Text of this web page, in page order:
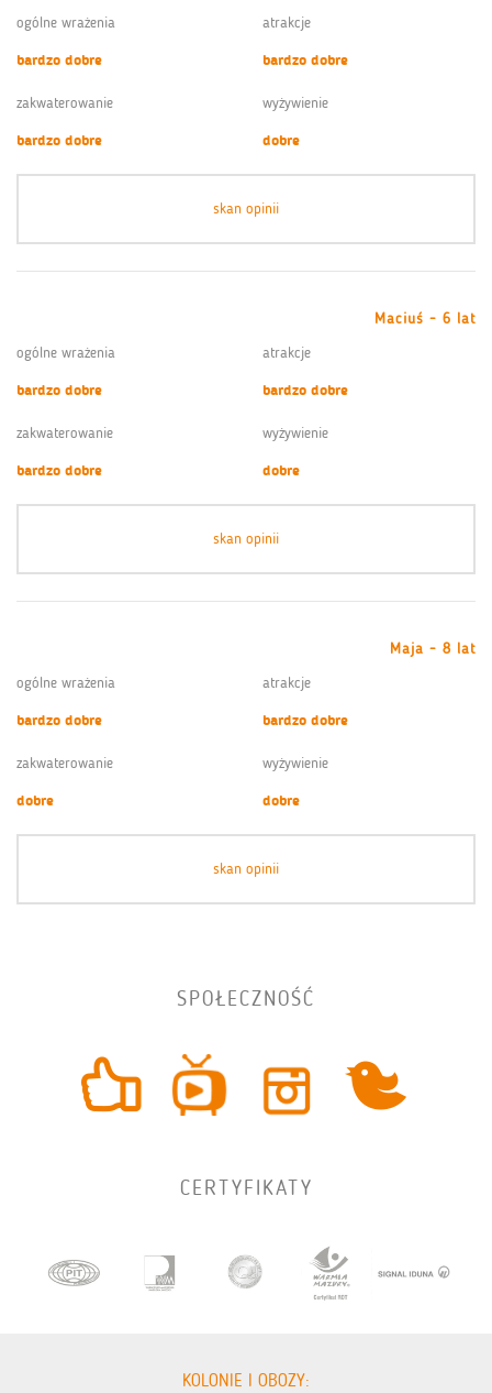
ogólne wrażenia
bardzo dobre
atrakcje
bardzo dobre
zakwaterowanie
bardzo dobre
wyżywienie
dobre
skan opinii
Maciuś - 6 lat
ogólne wrażenia
bardzo dobre
atrakcje
bardzo dobre
zakwaterowanie
bardzo dobre
wyżywienie
dobre
skan opinii
Maja - 8 lat
ogólne wrażenia
bardzo dobre
atrakcje
bardzo dobre
zakwaterowanie
dobre
wyżywienie
dobre
skan opinii
SPOŁECZNOŚĆ
CERTYFIKATY
KOLONIE I OBOZY: